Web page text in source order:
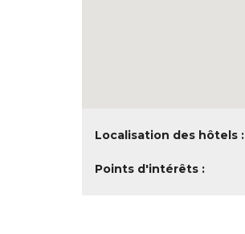
Localisation des hôtels :
Points d'intérêts :